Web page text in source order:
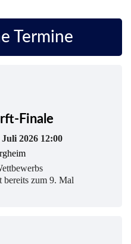
Termine
Finale
Juli 2026 12:00
zum 9. Mal